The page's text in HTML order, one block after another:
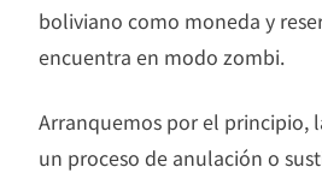
boliviano como moneda y
encuentra en modo zombi.
Arranquemos por el principio,
un proceso de anulación o